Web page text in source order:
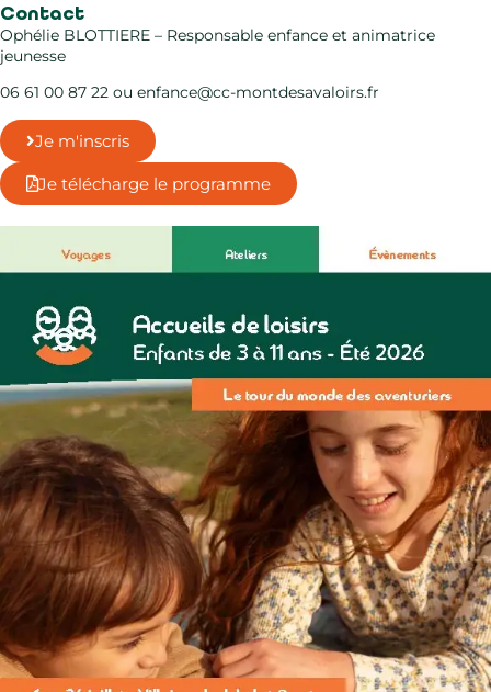
Contact
Ophélie BLOTTIERE – Responsable enfance et animatrice
jeunesse
06 61 00 87 22 ou enfance@cc-montdesavaloirs.fr
Je m'inscris
Je télécharge le programme